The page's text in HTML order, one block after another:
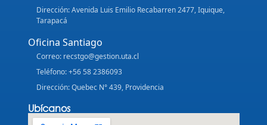
Dirección: Avenida Luis Emilio Recabarren 2477, Iquique,
Tarapacá
Oficina Santiago
Correo: recstgo@gestion.uta.cl
Teléfono: +56 58 2386093
Dirección: Quebec N° 439, Providencia
Ubícanos